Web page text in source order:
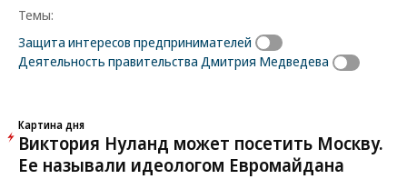
Темы:
Защита интересов предпринимателей
Деятельность правительства Дмитрия Медведева
Картина дня
Виктория Нуланд может посетить Москву.
Ее называли идеологом Евромайдана